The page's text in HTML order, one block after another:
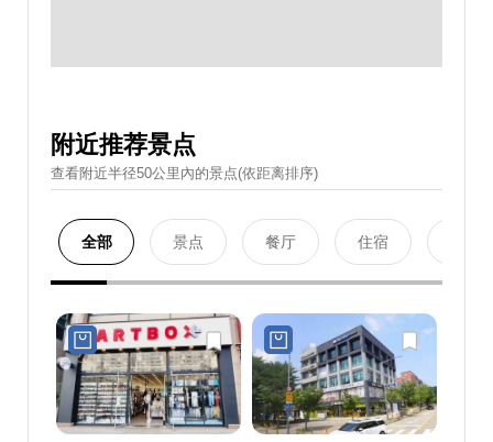
附近推荐景点
查看附近半径50公里內的景点(依距离排序)
全部 景点 餐厅 住宿